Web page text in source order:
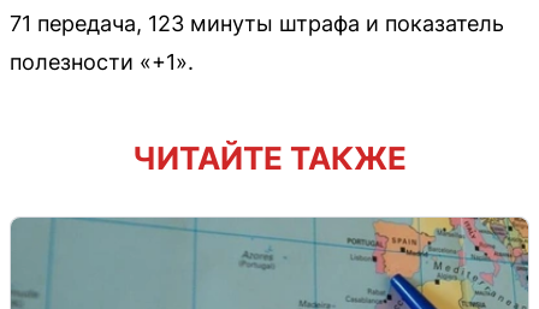
71 передача, 123 минуты штрафа и показатель
полезности «+1».
ЧИТАЙТЕ ТАКЖЕ